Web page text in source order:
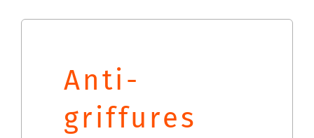
Anti-
griffures